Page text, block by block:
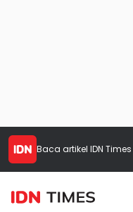
Baca artikel IDN Times